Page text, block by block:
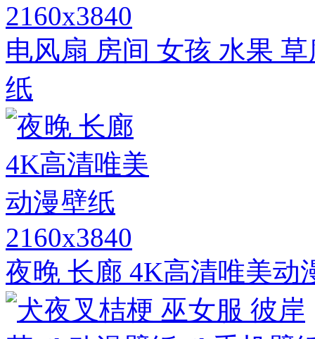
2160x3840
电风扇 房间 女孩 水果
纸
2160x3840
夜晚 长廊 4K高清唯美动